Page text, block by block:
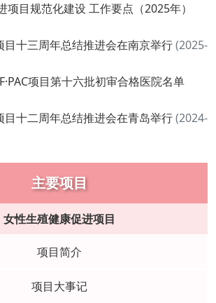
主要项目
女性生殖健康促进项目
项目简介
项目大事记
项目规范化建设 工作要点（2025年）
目十三周年总结推进会在南京举行(2025-
项目第十六批初审合格医院名单
目十二周年总结推进会在青岛举行(2024-